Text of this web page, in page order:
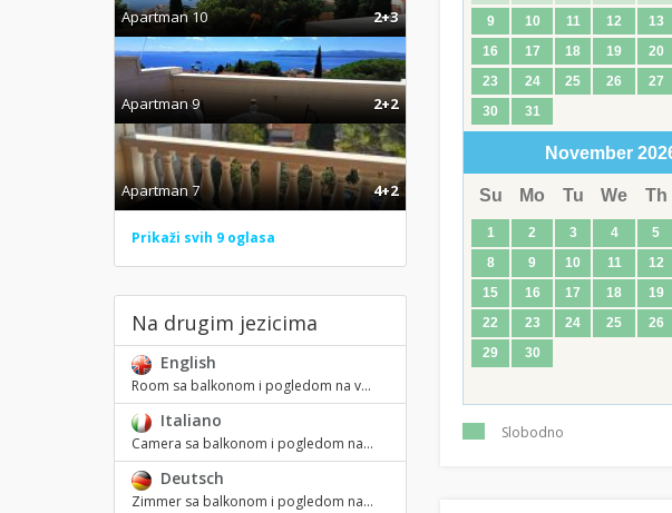
Apartman 10 2+3
Apartman 9 2+2
Apartman 7 4+2
Prikaži svih 9 oglasa
Na drugim jezicima
English
Room sa balkonom i pogledom na v...
Italiano
Camera sa balkonom i pogledom na...
Deutsch
Zimmer sa balkonom i pogledom na...
9
10 11 12 13
16
17 18 19 20
23
24 25 26 27
30
31
November
Su Mo Tu We Th
1 2 3 4 5
8
9 10 11 12
15
16 17 18 19
22
23 24 25 26
29
30
Slobodno